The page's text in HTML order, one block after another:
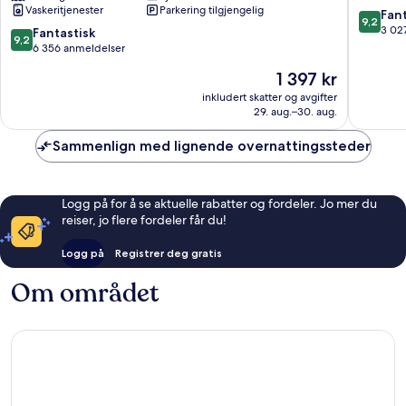
Buena
Vista/Orlando
Orlando
Vaskeritjenester
Parkering tilgjengelig
9.2
av
9,2 Fantastisk
6 356 anmeldelser
Prisen
1 397 kr
1 397 kr
inkludert skatter og avgifter
29. aug.–30. aug.
Orlando
Orlando
9.2
av
9,2
3
Sammenlign med lignende overnattingssteder
Logg på for å se aktuelle rabatter og fordeler. Jo mer du
reiser, jo flere fordeler får du!
Logg på Registrer deg gratis
Om området